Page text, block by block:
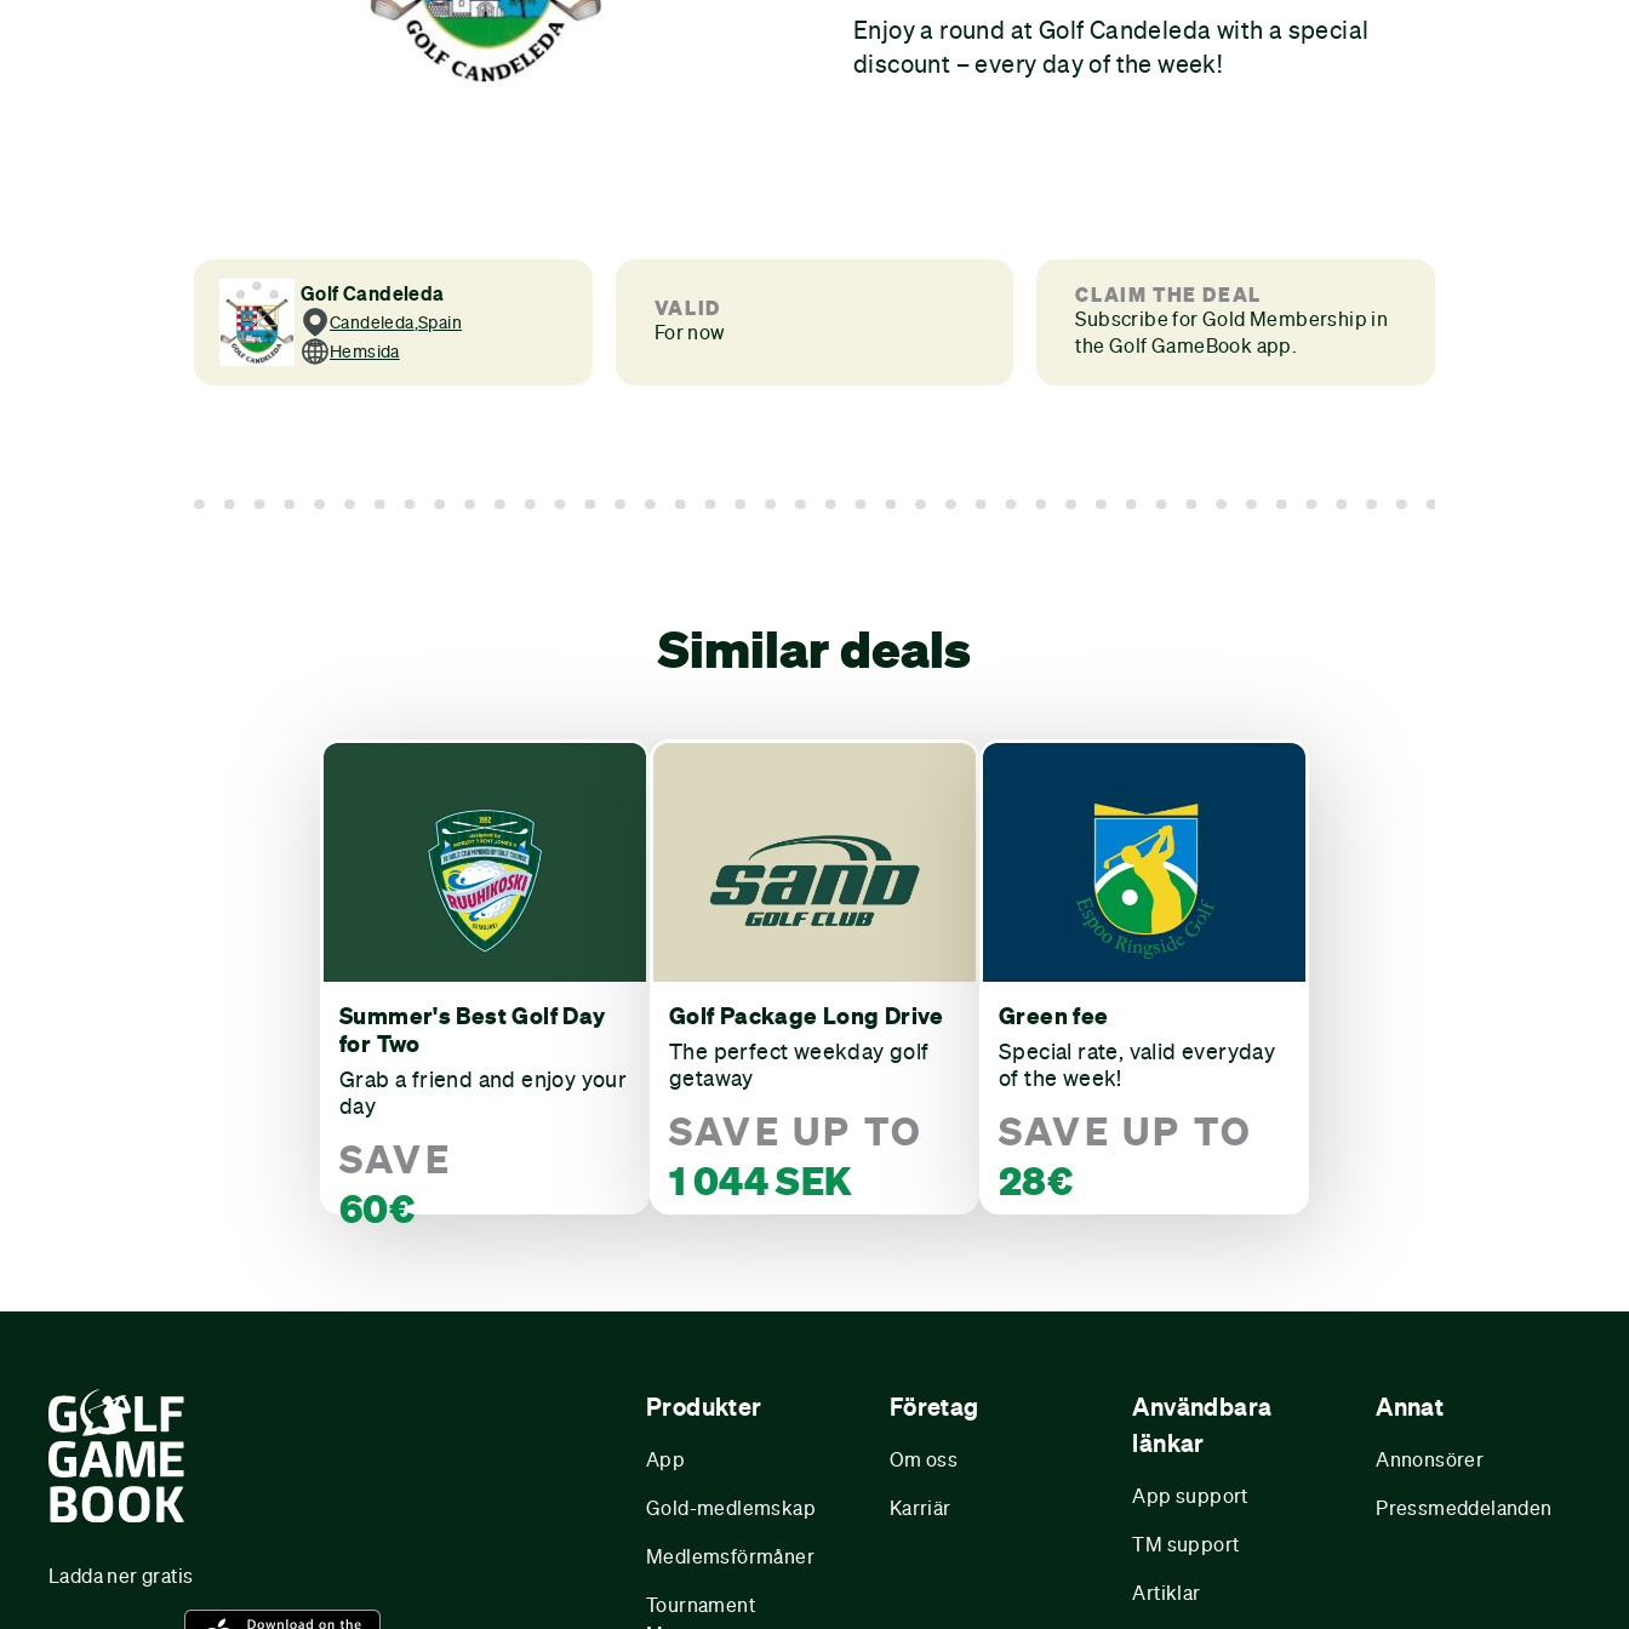
Enjoy a round at Golf Candeleda with a special
discount – every day of the week!
Golf Candeleda
Candeleda ,Spain
Hemsida
VALID
For now
CLAIM THE DEAL
Subscribe for Gold Membership in
the Golf GameBook app.
Similar deals
Summer's Best Golf Day
for Two
Grab a friend and enjoy your
day
SAVE
60€
Golf Package Long Drive
The perfect weekday golf
getaway
SAVE UP TO
1 044 SEK
Green fee
Special rate, valid everyday
of the week!
SAVE UP TO
28€
Ladda ner gratis
Produkter
App
Gold-medlemskap
Medlemsförmåner
Tournament
Företag
Om oss
Karriär
Användbara
länkar
App support
TM support
Artiklar
Annat
Annonsörer
Pressmeddelanden